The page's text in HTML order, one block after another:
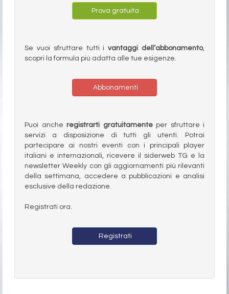
Prova gratuita
Se vuoi sfruttare tutti ivantaggi dell’abbonamento,
scopri la formula più adatta alle tue esigenze.
Abbonamenti
Puoi anche registrarti gratuitamenteper sfruttare i
servizi a disposizione di tutti gli utenti. Potrai
partecipare ai nostri eventi con i principali player
italiani e internazionali, ricevere il siderweb TG e la
newsletter Weekly con gli aggiornamenti più rilevanti
della settimana, accedere a pubblicazioni e analisi
esclusive della redazione.
Registrati ora.
Registrati